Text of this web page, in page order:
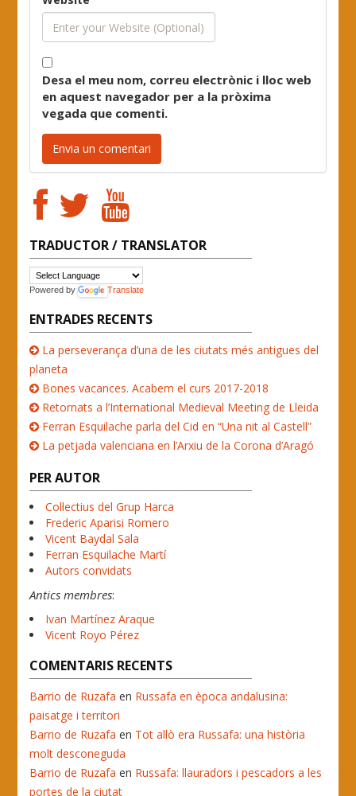
Desa el meu nom, correu electrònic i lloc web
en aquest navegador per a la pròxima
vegada que comenti.
TRADUCTOR / TRANSLATOR
Powered by Translate
ENTRADES RECENTS
La perseverança d’una de les ciutats més antigues del
planeta
Bones vacances. Acabem el curs 2017-2018
Retornats a l’International Medieval Meeting de Lleida
Ferran Esquilache parla del Cid en “Una nit al Castell”
La petjada valenciana en l’Arxiu de la Corona d’Aragó
PER AUTOR
Col·lectius del Grup Harca
Frederic Aparisi Romero
Vicent Baydal Sala
Ferran Esquilache Martí
Autors convidats
Antics membres:
Ivan Martínez Araque
Vicent Royo Pérez
COMENTARIS RECENTS
Barrio de Ruzafa en Russafa en època andalusina:
paisatge i territori
Barrio de Ruzafa en Tot allò era Russafa: una història
molt desconeguda
Barrio de Ruzafa en Russafa: llauradors i pescadors a les
portes de la ciutat